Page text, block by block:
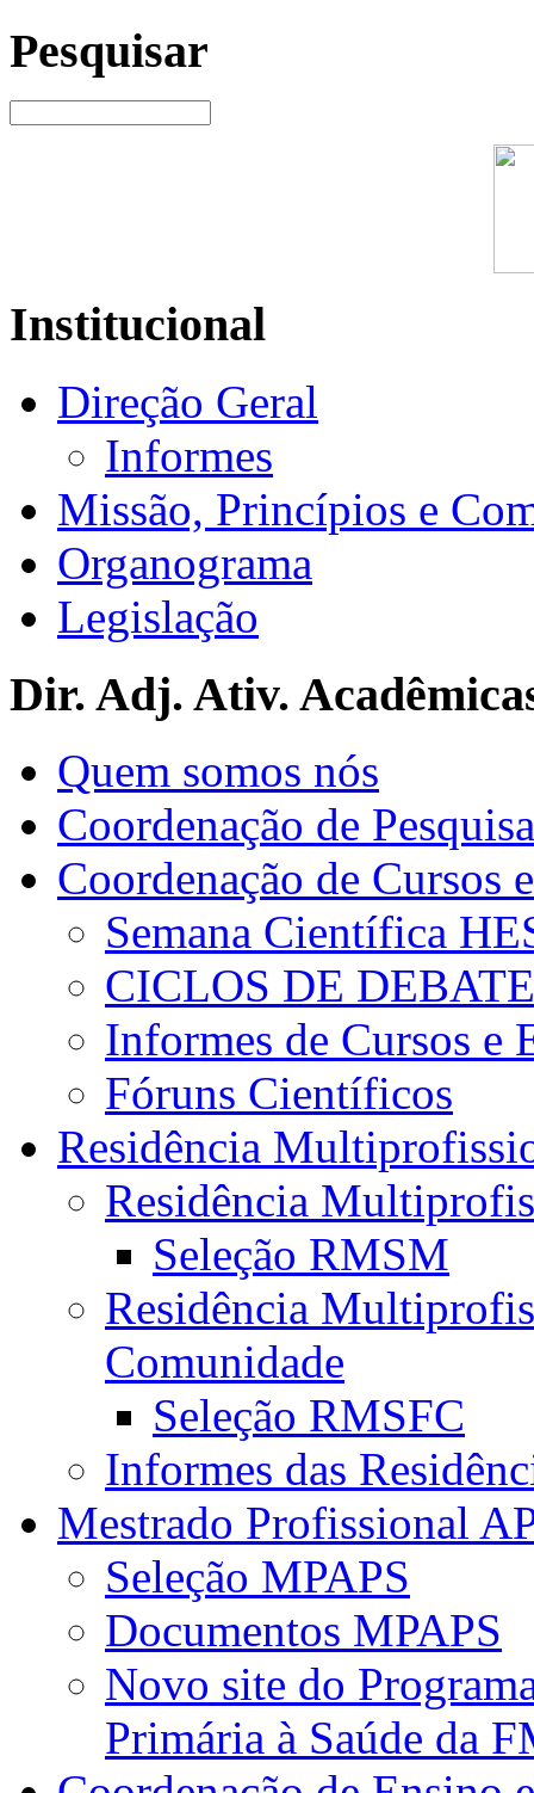
Pesquisar
Institucional
Direção Geral
Informes
Missão, Princípios e
Organograma
Legislação
Dir. Adj. Ativ.
Quem somos nós
Coordenação de Pesquisa
Coordenação de Cursos
Semana Científica
CICLOS DE
Informes de Cursos e
Fóruns Científicos
Residência
Residência
Seleção RMSM
Residência
Comunidade
Seleção RMSFC
Informes das
Mestrado Profissional
Seleção MPAPS
Documentos MPAPS
Novo site do
Primária à Saúde da